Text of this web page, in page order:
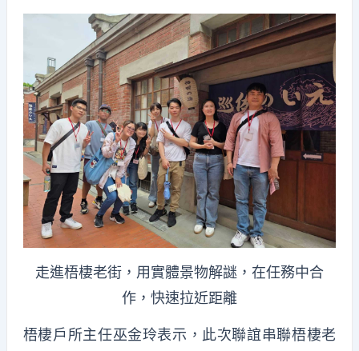
走進梧棲老街，用實體景物解謎，在任務中合
作，快速拉近距離
梧棲戶所主任巫金玲表示，此次聯誼串聯梧棲老